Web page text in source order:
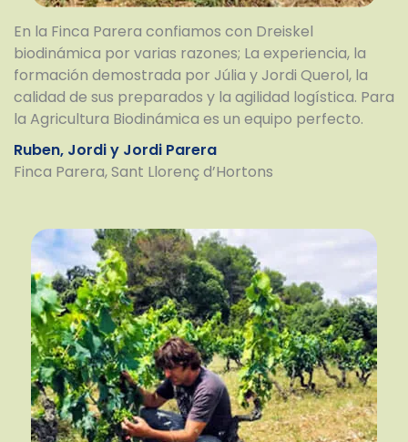
En la Finca Parera confiamos con Dreiskel
biodinámica por varias razones; La experiencia, la
formación demostrada por Júlia y Jordi Querol, la
calidad de sus preparados y la agilidad logística. Para
la Agricultura Biodinámica es un equipo perfecto.
Ruben, Jordi y Jordi Parera
Finca Parera, Sant Llorenç d’Hortons